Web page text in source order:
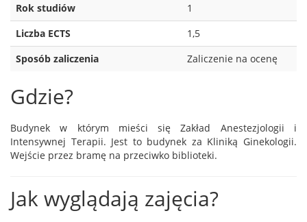
Rok studiów
1
Liczba ECTS
1,5
Sposób zaliczenia
Zaliczenie na ocenę
Gdzie?
Budynek w którym mieści się Zakład Anestezjologii i
Intensywnej Terapii. Jest to budynek za Kliniką Ginekologii.
Wejście przez bramę na przeciwko biblioteki.
Jak wyglądają zajęcia?